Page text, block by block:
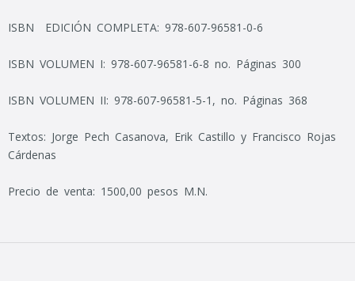
ISBN EDICIÓN COMPLETA: 978-607-96581-0-6
ISBN VOLUMEN I: 978-607-96581-6-8 no. Páginas 300
ISBN VOLUMEN II: 978-607-96581-5-1, no. Páginas 368
Textos: Jorge Pech Casanova, Erik Castillo y Francisco Rojas
Cárdenas
Precio de venta: 1500,00 pesos M.N.